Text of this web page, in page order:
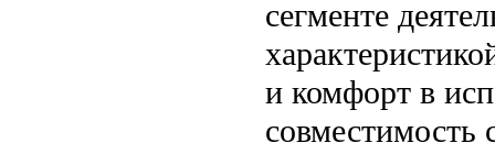
сегменте
и комфорт в